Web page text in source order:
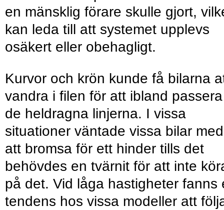
en mänsklig förare skulle gjort,
kan leda till att systemet upplevs
osäkert eller obehagligt.
Kurvor och krön kunde få bilarna
vandra i filen för att ibland passera
de heldragna linjerna. I vissa
situationer väntade vissa bilar med
att bromsa för ett hinder tills det
behövdes en tvärnit för att inte
på det. Vid låga hastigheter fanns
tendens hos vissa modeller att